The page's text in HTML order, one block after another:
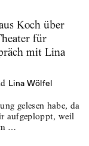
Koch über
für
mit Lina
Lina Wölfel
gelesen habe, da
aufgeploppt, weil
…